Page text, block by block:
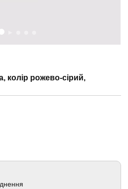
колір рожево-сірий,